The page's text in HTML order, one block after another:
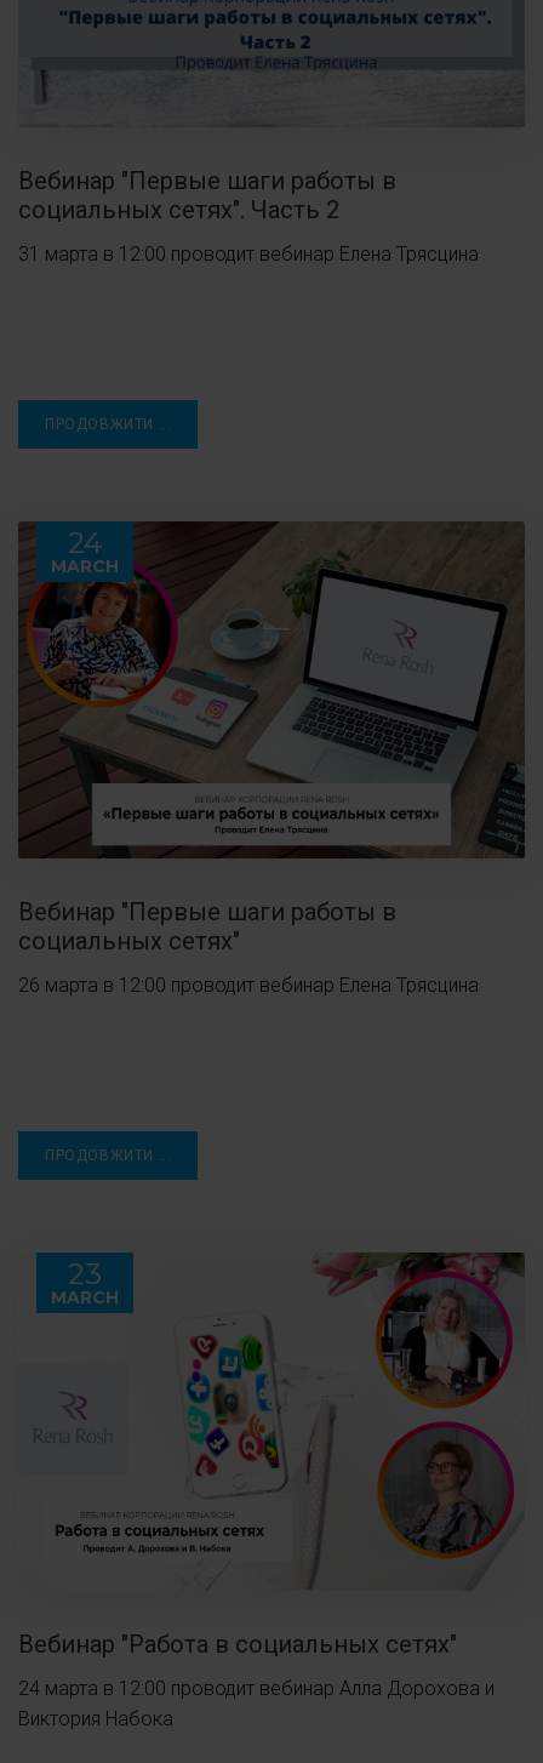
Вебинар "Первые шаги работы в
социальных сетях". Часть 2
31 марта в 12:00 проводит вебинар Елена Трясцина
ПРОДОВЖИТИ ...
24
MARCH
Вебинар "Первые шаги работы в
социальных сетях"
26 марта в 12:00 проводит вебинар Елена Трясцина
ПРОДОВЖИТИ ...
23
MARCH
Вебинар "Работа в социальных сетях"
24 марта в 12:00 проводит вебинар Алла Дорохова и
Виктория Набока